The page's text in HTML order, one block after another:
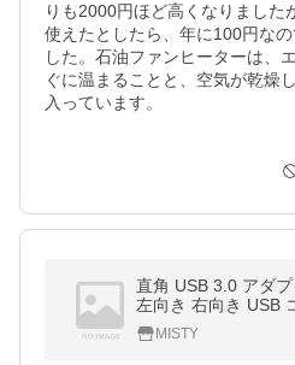
りも2000円ほど高くなりました
使えたとしたら、年に100円な
した。石油ファンヒーターは、
ぐに温まることと、空気が乾燥
入っています。
直角 USB 3.0 アダ
左向き 右向き USB
OKUADA
MISTY